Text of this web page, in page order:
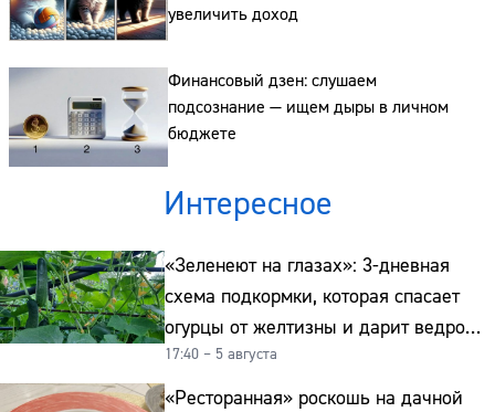
увеличить доход
Финансовый дзен: слушаем
подсознание — ищем дыры в личном
бюджете
Интересное
«Зеленеют на глазах»: 3-дневная
схема подкормки, которая спасает
огурцы от желтизны и дарит ведро
урожая
17:40 – 5 августа
«Ресторанная» роскошь на дачной